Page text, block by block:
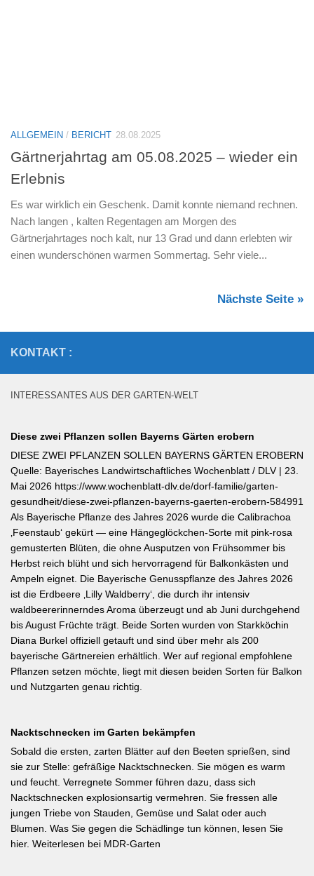
ALLGEMEIN / BERICHT 28.08.2025
Gärtnerjahrtag am 05.08.2025 – wieder ein
Erlebnis
Es war wirklich ein Geschenk. Damit konnte niemand rechnen.
Nach langen , kalten Regentagen am Morgen des
Gärtnerjahrtages noch kalt, nur 13 Grad und dann erlebten wir
einen wunderschönen warmen Sommertag. Sehr viele...
Nächste Seite »
KONTAKT :
INTERESSANTES AUS DER GARTEN-WELT
Diese zwei Pflanzen sollen Bayerns Gärten erobern
DIESE ZWEI PFLANZEN SOLLEN BAYERNS GÄRTEN EROBERN
Quelle: Bayerisches Landwirtschaftliches Wochenblatt / DLV | 23.
Mai 2026 https://www.wochenblatt-dlv.de/dorf-familie/garten-
gesundheit/diese-zwei-pflanzen-bayerns-gaerten-erobern-584991
Als Bayerische Pflanze des Jahres 2026 wurde die Calibrachoa
‚Feenstaub‘ gekürt — eine Hängeglöckchen-Sorte mit pink-rosa
gemusterten Blüten, die ohne Ausputzen von Frühsommer bis
Herbst reich blüht und sich hervorragend für Balkonkästen und
Ampeln eignet. Die Bayerische Genusspflanze des Jahres 2026
ist die Erdbeere ‚Lilly Waldberry‘, die durch ihr intensiv
waldbeererinnerndes Aroma überzeugt und ab Juni durchgehend
bis August Früchte trägt. Beide Sorten wurden von Starkköchin
Diana Burkel offiziell getauft und sind über mehr als 200
bayerische Gärtnereien erhältlich. Wer auf regional empfohlene
Pflanzen setzen möchte, liegt mit diesen beiden Sorten für Balkon
und Nutzgarten genau richtig.
Nacktschnecken im Garten bekämpfen
Sobald die ersten, zarten Blätter auf den Beeten sprießen, sind
sie zur Stelle: gefräßige Nacktschnecken. Sie mögen es warm
und feucht. Verregnete Sommer führen dazu, dass sich
Nacktschnecken explosionsartig vermehren. Sie fressen alle
jungen Triebe von Stauden, Gemüse und Salat oder auch
Blumen. Was Sie gegen die Schädlinge tun können, lesen Sie
hier. Weiterlesen bei MDR-Garten